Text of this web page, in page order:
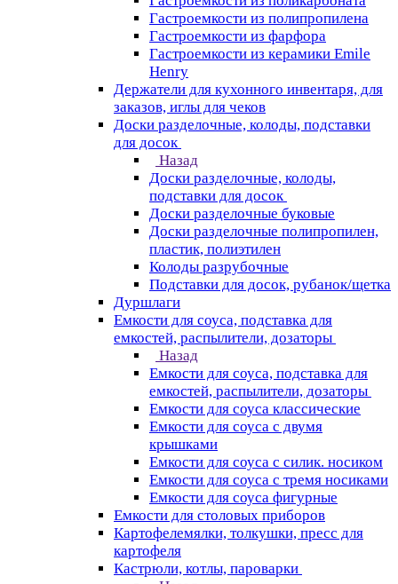
Гастроемкости из полипропилена
Гастроемкости из фарфора
Гастроемкости из керамики Emile
Henry
Держатели для кухонного инвентаря, для
заказов, иглы для чеков
Доски разделочные, колоды, подставки
для досок
Назад
Доски разделочные, колоды,
подставки для досок
Доски разделочные буковые
Доски разделочные полипропилен,
пластик, полиэтилен
Колоды разрубочные
Подставки для досок, рубанок/щетка
Дуршлаги
Емкости для соуса, подставка для
емкостей, распылители, дозаторы
Назад
Емкости для соуса, подставка для
емкостей, распылители, дозаторы
Емкости для соуса классические
Емкости для соуса с двумя
крышками
Емкости для соуса с силик. носиком
Емкости для соуса с тремя носиками
Емкости для соуса фигурные
Емкости для столовых приборов
Картофелемялки, толкушки, пресс для
картофеля
Кастрюли, котлы, пароварки